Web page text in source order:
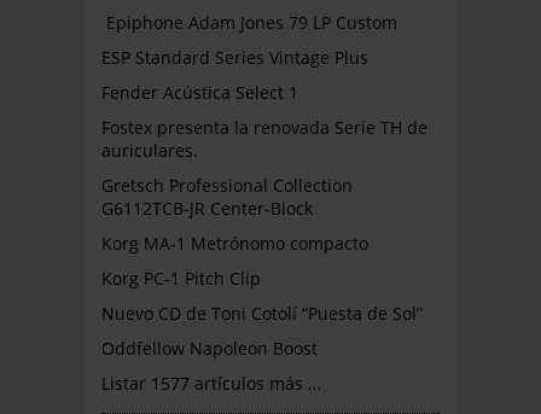
Epiphone Adam Jones 79 LP Custom
ESP Standard Series Vintage Plus
Fender Acústica Select 1
Fostex presenta la renovada Serie TH de
auriculares.
Gretsch Professional Collection
G6112TCB-JR Center-Block
Korg MA-1 Metrónomo compacto
Korg PC-1 Pitch Clip
Nuevo CD de Toni Cotolí “Puesta de Sol”
Oddfellow Napoleon Boost
Listar 1577 artículos más …